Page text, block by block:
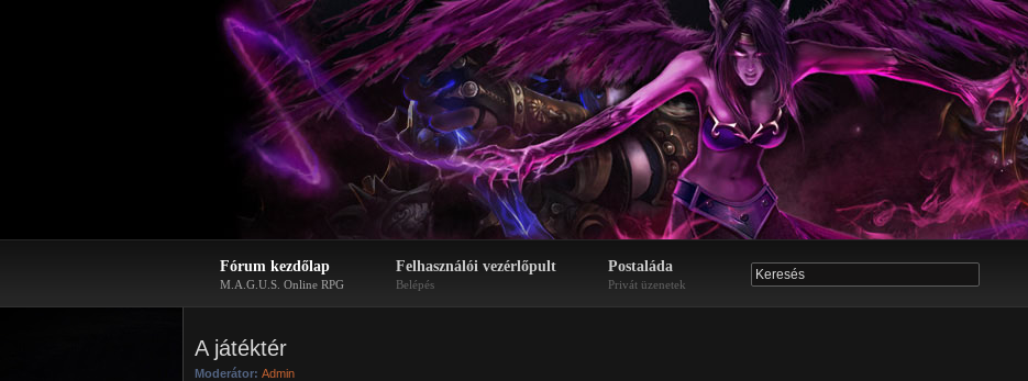
Fórum kezdőlap
M.A.G.U.S. Online RPG
Felhasználói vezérlőpult
Belépés
Postaláda
Privát üzenetek
A játéktér
Moderátor: Admin